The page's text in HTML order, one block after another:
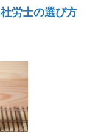
労士の選び方